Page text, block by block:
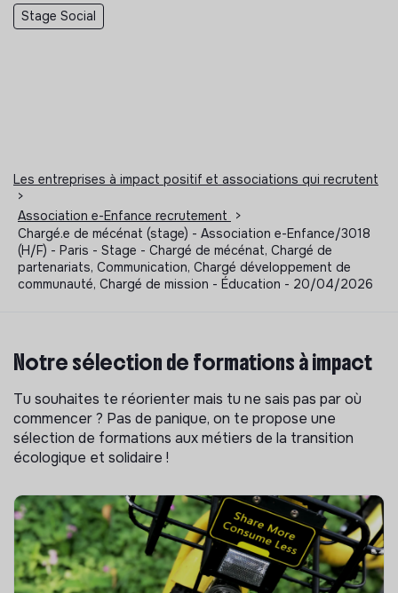
Stage Social
Les entreprises à impact positif et associations qui recrutent
>
Association e-Enfance recrutement
>
Chargé.e de mécénat (stage) - Association e-Enfance/3018
(H/F) - Paris - Stage - Chargé de mécénat, Chargé de
partenariats, Communication, Chargé développement de
communauté, Chargé de mission - Éducation - 20/04/2026
Notre sélection de formations à impact
Tu souhaites te réorienter mais tu ne sais pas par où
commencer ? Pas de panique, on te propose une
sélection de formations aux métiers de la transition
écologique et solidaire !